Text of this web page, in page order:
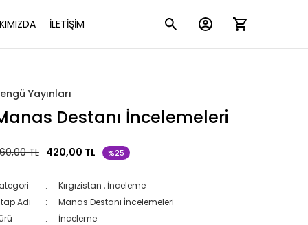
İLETİŞİM
Yayınları
Destanı İncelemeleri
TL 420,00 TL %25
Kırgızistan , İnceleme
Adı
Manas Destanı İncelemeleri
İnceleme